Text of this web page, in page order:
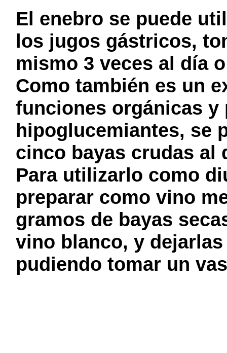
El enebro se puede
los jugos gástricos,
mismo 3 veces al día
Como también es un
funciones orgánicas y
hipoglucemiantes, se
cinco bayas crudas al
Para utilizarlo como
preparar como vino
gramos de bayas
vino blanco, y
pudiendo tomar un